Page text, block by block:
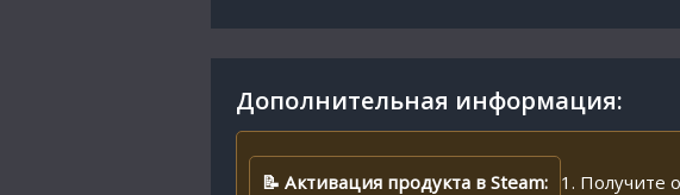
Дополнительная информация:
📝 Активация продукта в Steam: 1. Получите